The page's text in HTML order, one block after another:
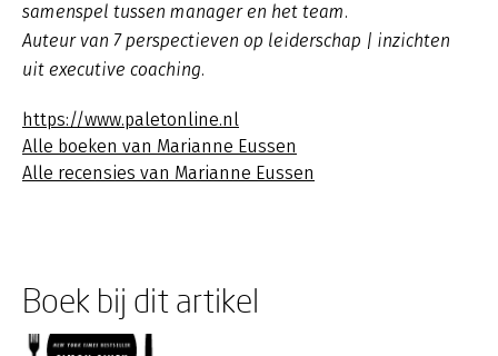
samenspel tussen manager en het team.
Auteur van 7 perspectieven op leiderschap | inzichten
uit executive coaching.
https://www.paletonline.nl
Alle boeken van Marianne Eussen
Alle recensies van Marianne Eussen
Boek bij dit artikel